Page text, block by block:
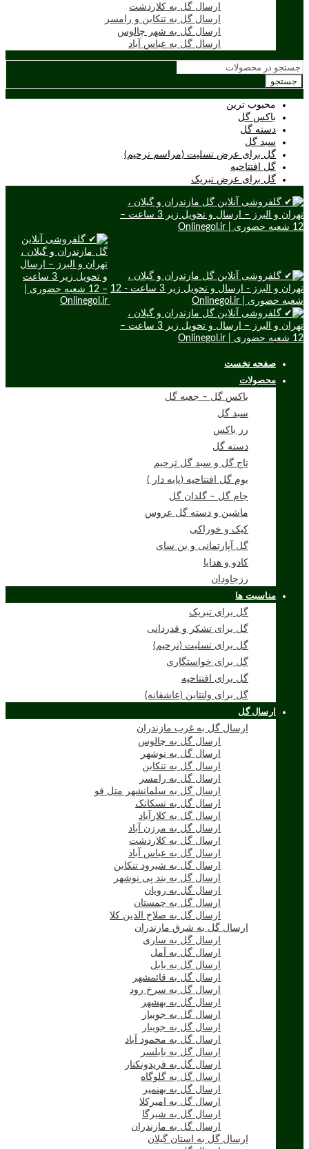
ارسال گل به کلاردشت
ارسال گل به تنکابن و رامسر
ارسال گل به شهر چالوس
ارسال گل به عباس آباد
جستجو
محبوب ترین
باکس گل
دسته گل
سبد گل
گل برای عرض تسلیت (مراسم ترحیم)
گل افتتاحیه
گل برای عرض تبریک
صفحه نخست
محصولات
باکس گل – جعبه گل
سبد گل
رز باکس
دسته گل
تاج گل و سبد گل ترحیم
بوم گل افتتاحیه (پایه دار )
جام گل – گلدان گل
ماشین و دسته گل عروس
کیک و خوراکی
گل آپارتمانی و بن سای
کادو و هدایا
رزجاودان
مناسبت ها
گل برای تبریک
گل برای تشکر و قدردانی
گل برای تسلیت (ترحیم)
گل برای خواستگاری
گل برای افتتاحیه
گل برای ولنتاین (عاشقانه)
ارسال گل
ارسال گل به غرب مازندران
ارسال گل به چالوس
ارسال گل به نوشهر
ارسال گل به تنکابن
ارسال گل به رامسر
ارسال گل به سلمانشهر متل قو
ارسال گل به تسکاتک
ارسال گل به کلارآباد
ارسال گل به مرزن آباد
ارسال گل به کلاردشت
ارسال گل به عباس آباد
ارسال گل به شیرود تنکابن
ارسال گل به بند پی نوشهر
ارسال گل به رویان
ارسال گل به چمستان
ارسال گل به صلاح الدین کلا
ارسال گل به شرق مازندران
ارسال گل به ساری
ارسال گل به آمل
ارسال گل به بابل
ارسال گل به قائمشهر
ارسال گل به سرخ رود
ارسال گل به بهشهر
ارسال گل به جویبار
ارسال گل به جویبار
ارسال گل به محمود آباد
ارسال گل به بابلسر
ارسال گل به فریدونکنار
ارسال گل به گلوگاه
ارسال گل به بهنمیر
ارسال گل به امیرکلا
ارسال گل به شیرگا
ارسال گل به مازندران
ارسال گل به استان گیلان